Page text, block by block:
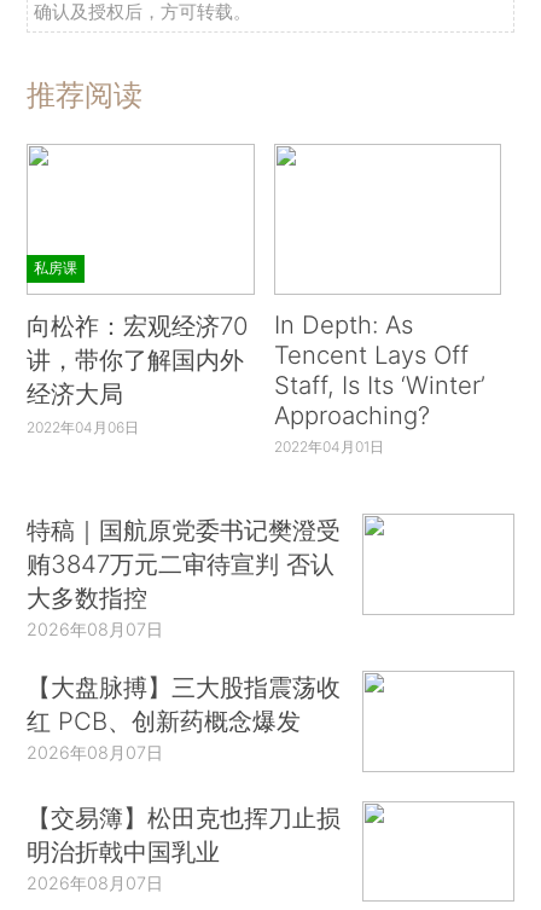
确认及授权后，方可转载。
推荐阅读
私房课
向松祚：宏观经济70
讲，带你了解国内外
经济大局
2022年04月06日
In Depth: As
Tencent Lays Off
Staff, Is Its ‘Winter’
Approaching?
2022年04月01日
特稿｜国航原党委书记樊澄受
贿3847万元二审待宣判 否认
大多数指控
2026年08月07日
【大盘脉搏】三大股指震荡收
红 PCB、创新药概念爆发
2026年08月07日
【交易簿】松田克也挥刀止损
明治折戟中国乳业
2026年08月07日